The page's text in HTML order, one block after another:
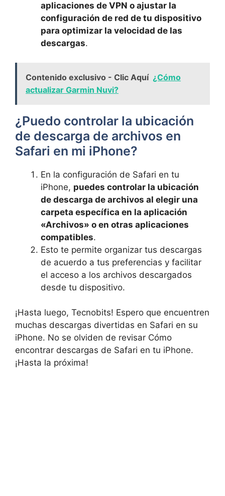
aplicaciones de VPN ‍o ajustar la
configuración de red de tu dispositivo​
para optimizar la velocidad de ⁤las⁣
descargas.
Contenido exclusivo - Clic Aquí ¿Cómo
actualizar Garmin Nuvi?
¿Puedo‍ controlar la ubicación
de‌ descarga de ⁣archivos en
Safari en mi iPhone?
En la configuración de Safari en tu
iPhone, puedes ​controlar la ubicación
de descarga de archivos al​ elegir una
carpeta específica⁣ en la aplicación
«Archivos» o en otras ​aplicaciones
compatibles.
Esto te permite​ organizar tus descargas
de acuerdo a tus preferencias y⁢ facilitar
⁤el acceso a ⁤los archivos descargados
desde tu dispositivo.
¡Hasta luego, Tecnobits! Espero ​que encuentren
muchas descargas divertidas en Safari ‍en ⁢su
iPhone. No‌ se olviden‌ de⁤ revisar​ Cómo‍
encontrar descargas de Safari ‍en tu ‍iPhone.⁣
¡Hasta la próxima!